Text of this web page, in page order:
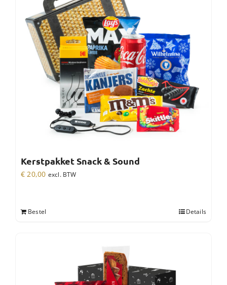
Kerstpakket Snack & Sound
€ 20,00 excl. BTW
Bestel Details